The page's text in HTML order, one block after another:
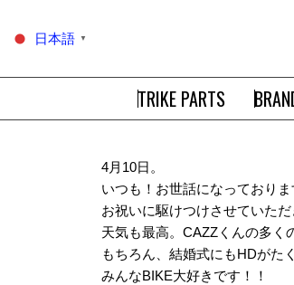
日本語 ▼
TRIKE PARTS
4月10日。
いつも！お世話になっており
お祝いに駆けつけさせていただ
天気も最高。CAZZくんの多く
もちろん、結婚式にもHDがた
みんなBIKE大好きです！！